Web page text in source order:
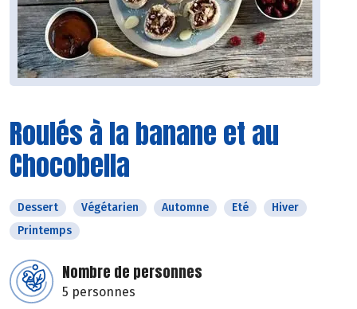
Roulés à la banane et au
Chocobella
Dessert Végétarien Automne Eté
Hiver
Printemps
Nombre de personnes
5 personnes